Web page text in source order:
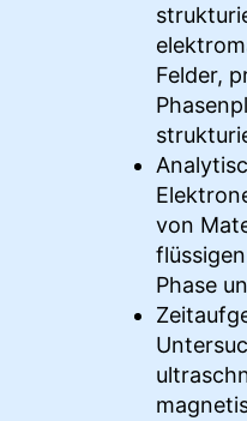
Felder,
von
Phase